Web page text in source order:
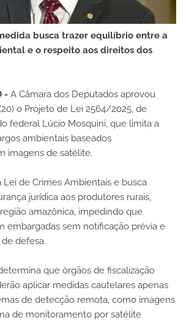
busca trazer equilíbrio entre a
e o respeito aos direitos dos
- A Câmara dos Deputados aprovou
o Projeto de Lei 2564/2025, de
federal Lúcio Mosquini, que limita a
ambientais baseados
imagens de satélite.
Lei de Crimes Ambientais e busca
jurídica aos produtores rurais,
amazônica, impedindo que
embargadas sem notificação prévia e
defesa.
que órgãos de fiscalização
aplicar medidas cautelares apenas
de detecção remota, como imagens
de monitoramento por satélite